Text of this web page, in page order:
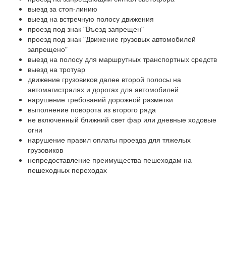
выезд за стоп-линию
выезд на встречную полосу движения
проезд под знак "Въезд запрещен"
проезд под знак "Движение грузовых автомобилей
запрещено"
выезд на полосу для маршрутных транспортных средств
выезд на тротуар
движение грузовиков далее второй полосы на
автомагистралях и дорогах для автомобилей
нарушение требований дорожной разметки
выполнение поворота из второго ряда
не включенный ближний свет фар или дневные ходовые
огни
нарушение правил оплаты проезда для тяжелых
грузовиков
непредоставление преимущества пешеходам на
пешеходных переходах